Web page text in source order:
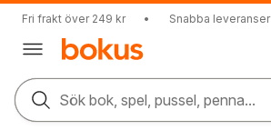
Fri frakt över 249 kr • Snabba leveranser
Sök bok, spel, pussel, penna...